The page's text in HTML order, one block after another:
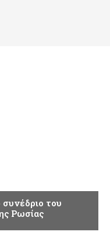
του
Ρωσίας